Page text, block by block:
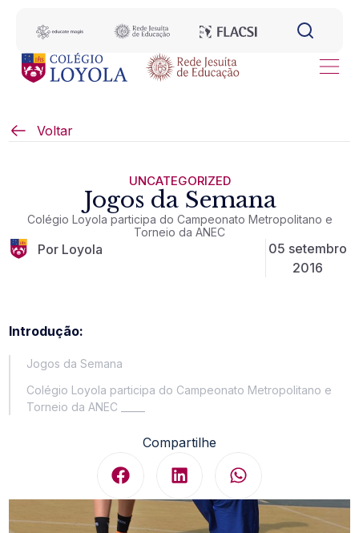
Voltar
UNCATEGORIZED
Jogos da Semana
Colégio Loyola participa do Campeonato Metropolitano e
Torneio da ANEC
Por Loyola
05 setembro
2016
Introdução:
Jogos da Semana
Colégio Loyola participa do Campeonato Metropolitano e
Torneio da ANEC _____
Compartilhe